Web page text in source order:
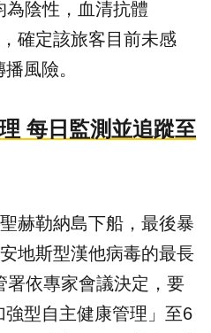
為陰性，血清抗體
確定該旅客目前未感
風險。
每日監測並追蹤至
赫勒納島下船，最後暴
地斯型漢他病毒的最長
署依專家會議決定，要
型自主健康管理」至6